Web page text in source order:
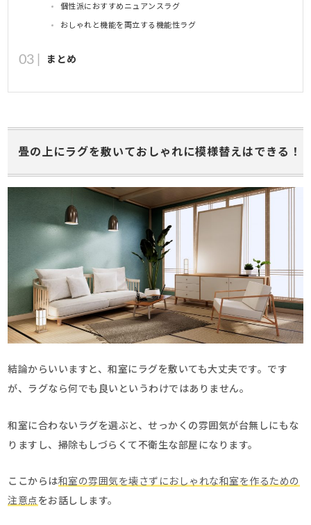
個性派におすすめニュアンスラグ
おしゃれと機能を両立する機能性ラグ
まとめ
畳の上にラグを敷いておしゃれに模様替えはできる！
結論からいいますと、和室にラグを敷いても大丈夫です。です
が、ラグなら何でも良いというわけではありません。
和室に合わないラグを選ぶと、せっかくの雰囲気が台無しにもな
りますし、掃除もしづらくて不衛生な部屋になります。
ここからは和室の雰囲気を壊さずにおしゃれな和室を作るための
注意点 をお話しします。